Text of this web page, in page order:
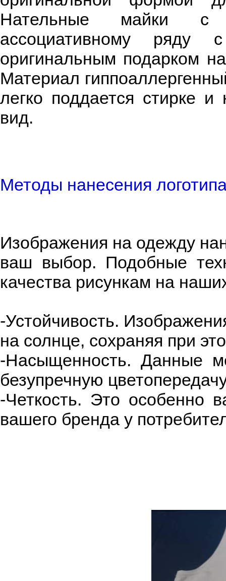
Нательные майки с
ассоциативному ряду
оригинальным подарком
Материал
легко поддается стирке
вид.
Методы нанесения
Изображения на одежду
ваш выбор. Подобные
качества рисункам на
-Устойчивость.
на солнце, сохраняя при
-Насыщенность. Данные
безупречную
-Четкость. Это особенно
вашего бренда у